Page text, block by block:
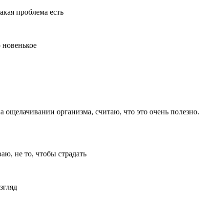
проблема есть
новенькое
организма, считаю, что это очень полезно.
не то, чтобы страдать